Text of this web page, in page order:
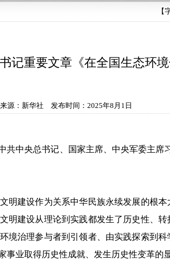
【
记重要文章《在全国生态环
来源： 新华社 发布时间： 2025年8月1日
中央总书记、国家主席、中央军委主席
建设作为关系中华民族永续发展的根本
明建设从理论到实践都发生了历史性、
境治理参与者到引领者、由实践探索到
业取得历史性成就、发生历史性变革的